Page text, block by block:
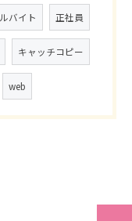
バイト 正社員
キャッチコピー
web